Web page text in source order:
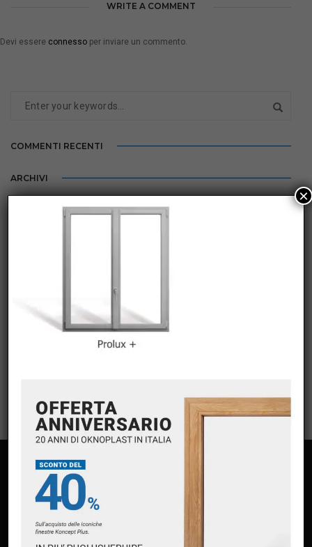
WRITE A COMMENT
Devi essere connesso per inviare un commento.
COMMENTI RECENTI
ARCHIVI
CATEGORIE
Feed dei contenuti
×